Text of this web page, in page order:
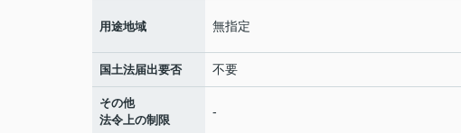
用途地域 無指定
国土法届出要否 不要
その他
法令上の制限
-